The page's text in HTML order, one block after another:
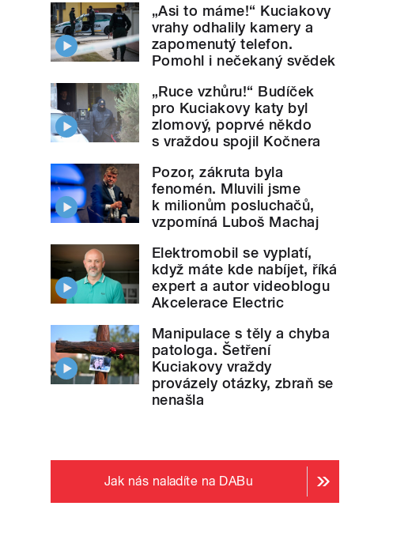
„Asi to máme!“ Kuciakovy
vrahy odhalily kamery a
zapomenutý telefon.
Pomohl i nečekaný svědek
„Ruce vzhůru!“ Budíček
pro Kuciakovy katy byl
zlomový, poprvé někdo
s vraždou spojil Kočnera
Pozor, zákruta byla
fenomén. Mluvili jsme
k milionům posluchačů,
vzpomíná Luboš Machaj
Elektromobil se vyplatí,
když máte kde nabíjet, říká
expert a autor videoblogu
Akcelerace Electric
Manipulace s těly a chyba
patologa. Šetření
Kuciakovy vraždy
provázely otázky, zbraň se
nenašla
Jak nás naladíte na DABu